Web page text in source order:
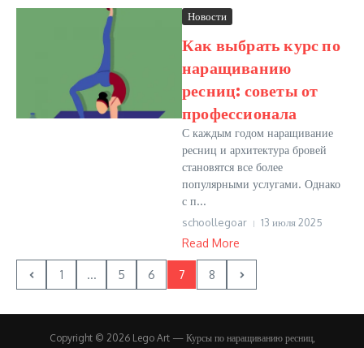
Новости
Как выбрать курс по
наращиванию
ресниц: советы от
профессионала
С каждым годом наращивание
ресниц и архитектура бровей
становятся все более
популярными услугами. Однако
с п...
schoollegoar 13 июля 2025
Read More
1 ... 5 6 7 8
Copyright © 2026 Lego Art — Курсы по наращиванию ресниц,